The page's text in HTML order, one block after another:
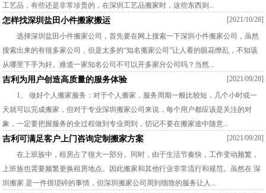
工艺品，有些还是非常珍贵的，在深圳工艺品搬家时，这些东西则...
怎样找深圳盐田小件搬家搬运
[2021/10/28]
选择深圳盐田小件搬家公司，首先要在网上搜索一下深圳小件搬家公司，虽然
搜索出来的有很多家公司，但是太多的“知名搬家公司”让人看的眼花缭乱，不知该
从哪里下手为好。难道一家知名公司不可以开多家分公司吗？当然...
吉利为用户创造高质量的服务体验
[2021/09/28]
1、 做好个人搬家服务：对于个人搬家，服务周期一般比较短，几个小时或一
天就可以完成搬家，但对于专业深圳搬家公司来说，每个用户都应该是关注的对
象，一定要把握服务的全过程做到专业周到，切记不要在搬家途中随意...
吉利可满足客户上门咨询定制搬家方案
[2021/09/28]
在上班族中，租房占了很大一部分。同时，由于生活节奏快，工作变动频繁，
上班族也需要频繁更换租房地点。因此搬家和其他行业非常流行和规范。虽然在 深
圳搬家 是一件很琐碎的事情，但深圳搬家公司周到细致的服务让人...